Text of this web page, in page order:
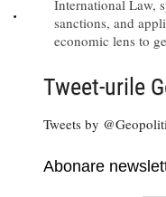
International Law,
sanctions, and
economic lens to
Tweet-urile
Tweets by
Abonare